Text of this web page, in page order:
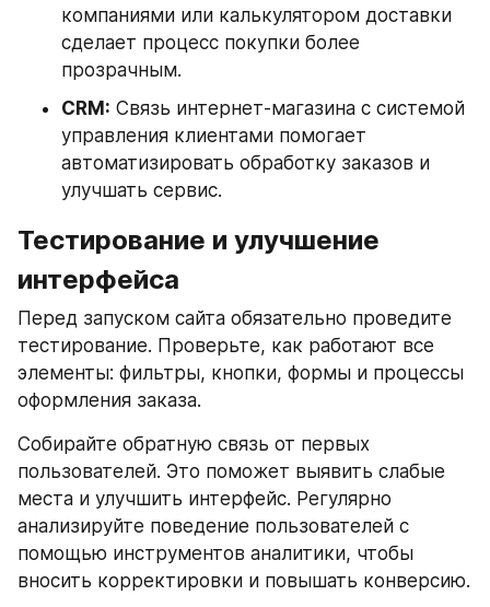
компаниями или калькулятором доставки
сделает процесс покупки более
прозрачным.
CRM: Связь интернет-магазина с системой
управления клиентами помогает
автоматизировать обработку заказов и
улучшать сервис.
Тестирование и улучшение
интерфейса
Перед запуском сайта обязательно проведите
тестирование. Проверьте, как работают все
элементы: фильтры, кнопки, формы и процессы
оформления заказа.
Собирайте обратную связь от первых
пользователей. Это поможет выявить слабые
места и улучшить интерфейс. Регулярно
анализируйте поведение пользователей с
помощью инструментов аналитики, чтобы
вносить корректировки и повышать конверсию.